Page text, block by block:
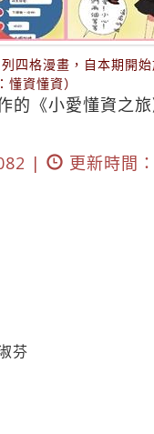
四格漫畫，自本期開
懂資懂資）
《小愛懂資之
|
更新時間
芬